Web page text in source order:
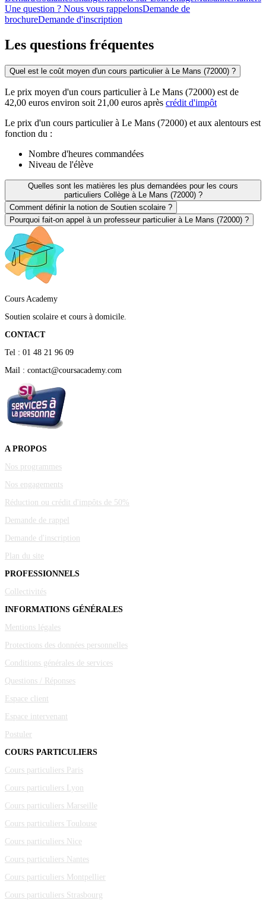
Une question ? Nous vous rappelonsDemande de
brochureDemande d'inscription
Les questions fréquentes
Quel est le coût moyen d'un cours particulier à Le Mans (72000) ?
Le prix moyen d'un cours particulier à Le Mans (72000) est de
42,00 euros environ soit 21,00 euros après crédit d'impôt
Le prix d'un cours particulier à Le Mans (72000) et aux alentours est
fonction du :
Nombre d'heures commandées
Niveau de l'élève
Quelles sont les matières les plus demandées pour les cours
particuliers Collège à Le Mans (72000) ?
Comment définir la notion de Soutien scolaire ?
Pourquoi fait-on appel à un professeur particulier à Le Mans (72000) ?
Cours Academy
Soutien scolaire et cours à domicile.
CONTACT
Tel : 01 48 21 96 09
Mail : contact@coursacademy.com
A PROPOS
Nos programmes
Nos engagements
Réduction ou crédit d'impôts de 50%
Demande de rappel
Demande d'inscription
Plan du site
PROFESSIONNELS
Collectivités
INFORMATIONS GÉNÉRALES
Mentions légales
Protections des données personnelles
Conditions générales de services
Questions / Réponses
Espace client
Espace intervenant
Postuler
COURS PARTICULIERS
Cours particuliers Paris
Cours particuliers Lyon
Cours particuliers Marseille
Cours particuliers Toulouse
Cours particuliers Nice
Cours particuliers Nantes
Cours particuliers Montpellier
Cours particuliers Strasbourg